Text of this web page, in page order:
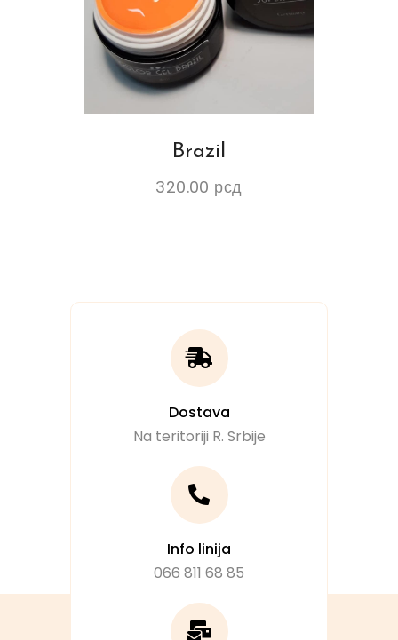
Brazil
320.00 рсд
Dostava
Na teritoriji R. Srbije
Info linija
066 811 68 85